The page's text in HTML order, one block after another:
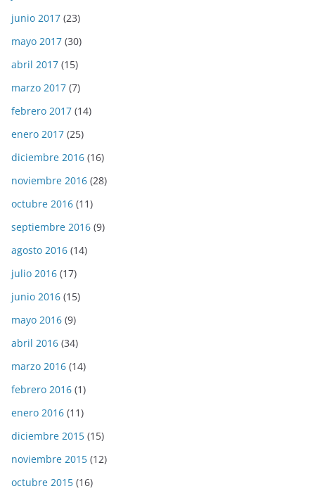
junio 2017 (23)
mayo 2017 (30)
abril 2017 (15)
marzo 2017 (7)
febrero 2017 (14)
enero 2017 (25)
diciembre 2016 (16)
noviembre 2016 (28)
octubre 2016 (11)
septiembre 2016 (9)
agosto 2016 (14)
julio 2016 (17)
junio 2016 (15)
mayo 2016 (9)
abril 2016 (34)
marzo 2016 (14)
febrero 2016 (1)
enero 2016 (11)
diciembre 2015 (15)
noviembre 2015 (12)
octubre 2015 (16)